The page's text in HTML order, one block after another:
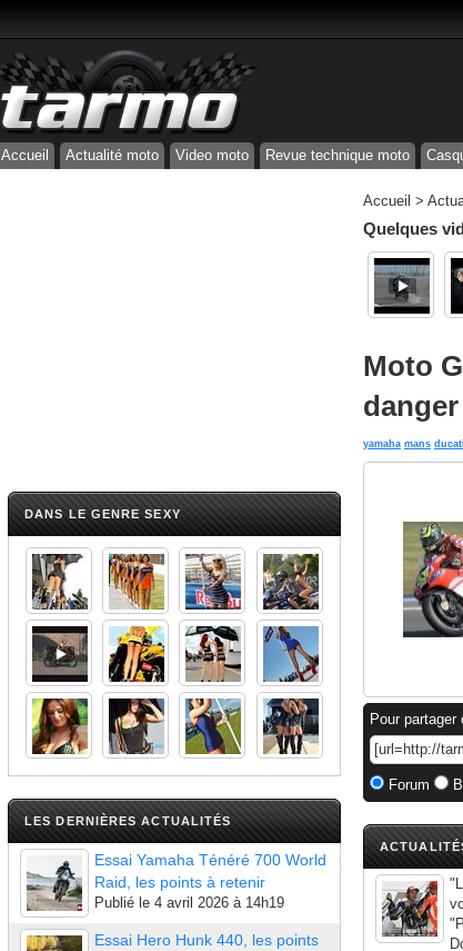
Accueil Actualité moto Video moto Revue technique moto
DANS LE GENRE SEXY
LES DERNIÈRES ACTUALITÉS
Essai Yamaha Ténéré 700 World
Raid, les points à retenir
Publié le 4 avril 2026 à 14h19
Essai Hero Hunk 440, les points
Accueil >
Quelques
Moto
yamaha mans ducati
Pour
Forum